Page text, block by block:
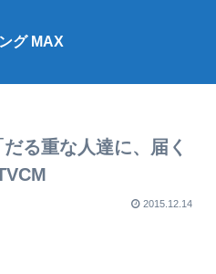
グ MAX
る重な人達に、届く
2015.12.14